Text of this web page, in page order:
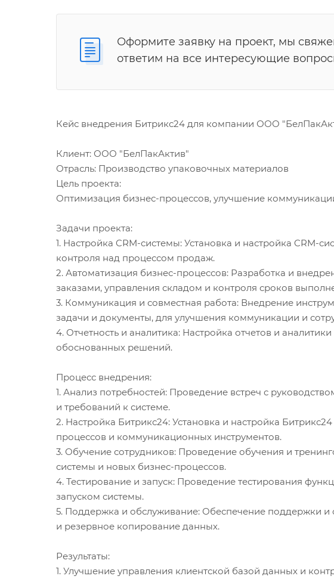
Оформите заявку на проект, мы
ответим на все интересующие
Кейс внедрения Битрикс24 для компании ООО
Клиент: ООО "БелПакАктив"
Отрасль: Производство упаковочных материалов
Цель проекта:
Оптимизация бизнес-процессов, улучшение
Задачи проекта:
1. Настройка CRM-системы: Установка и настройка CRM-
контроля над процессом продаж.
2. Автоматизация бизнес-процессов: Разработка и
заказами, управления складом и контроля сроков
3. Коммуникация и совместная работа: Внедрение
задачи и документы, для улучшения коммуникации и
4. Отчетность и аналитика: Настройка отчетов и
обоснованных решений.
Процесс внедрения:
1. Анализ потребностей: Проведение встреч с
и требований к системе.
2. Настройка Битрикс24: Установка и настройка
процессов и коммуникационных инструментов.
3. Обучение сотрудников: Проведение обучения и
системы и новых бизнес-процессов.
4. Тестирование и запуск: Проведение тестирования
запуском системы.
5. Поддержка и обслуживание: Обеспечение поддержки
и резервное копирование данных.
Результаты:
1. Улучшение управления клиентской базой данных и